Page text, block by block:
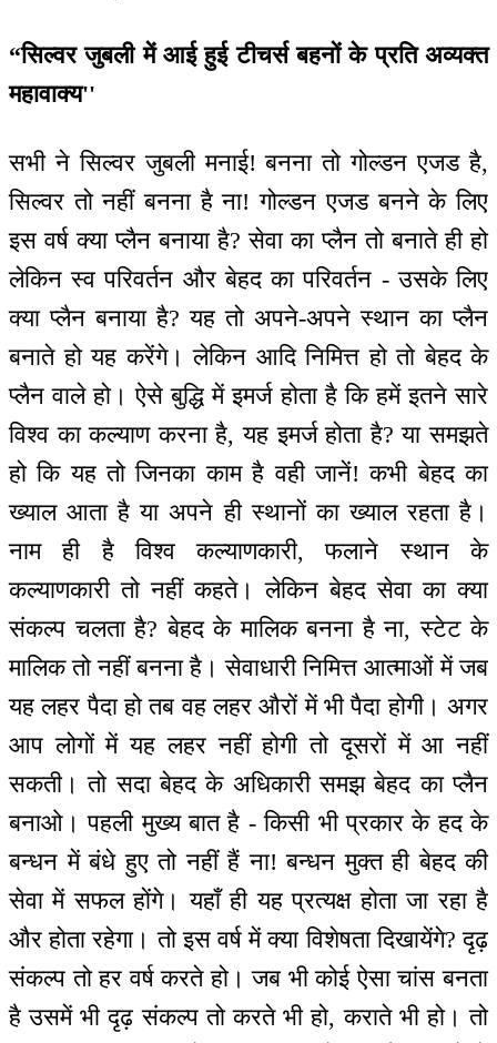
“सिल्वर जुबली में आई हुई टीचर्स बहनों के प्रति अव्यक्त
महावाक्य''
सभी ने सिल्वर जुबली मनाई! बनना तो गोल्डन एजड है,
सिल्वर तो नहीं बनना है ना! गोल्डन एजड बनने के लिए
इस वर्ष क्या प्लैन बनाया है? सेवा का प्लैन तो बनाते ही हो
लेकिन स्व परिवर्तन और बेहद का परिवर्तन - उसके लिए
क्या प्लैन बनाया है? यह तो अपने-अपने स्थान का प्लैन
बनाते हो यह करेंगे। लेकिन आदि निमित्त हो तो बेहद के
प्लैन वाले हो। ऐसे बुद्धि में इमर्ज होता है कि हमें इतने सारे
विश्व का कल्याण करना है, यह इमर्ज होता है? या समझते
हो कि यह तो जिनका काम है वही जानें! कभी बेहद का
ख्याल आता है या अपने ही स्थानों का ख्याल रहता है।
नाम ही है विश्व कल्याणकारी, फलाने स्थान के
कल्याणकारी तो नहीं कहते। लेकिन बेहद सेवा का क्या
संकल्प चलता है? बेहद के मालिक बनना है ना, स्टेट के
मालिक तो नहीं बनना है। सेवाधारी निमित्त आत्माओं में जब
यह लहर पैदा हो तब वह लहर औरों में भी पैदा होगी। अगर
आप लोगों में यह लहर नहीं होगी तो दूसरों में आ नहीं
सकती। तो सदा बेहद के अधिकारी समझ बेहद का प्लैन
बनाओ। पहली मुख्य बात है - किसी भी प्रकार के हद के
बन्धन में बंधे हुए तो नहीं हैं ना! बन्धन मुक्त ही बेहद की
सेवा में सफल होंगे। यहाँ ही यह प्रत्यक्ष होता जा रहा है
और होता रहेगा। तो इस वर्ष में क्या विशेषता दिखायेंगे? दृढ़
संकल्प तो हर वर्ष करते हो। जब भी कोई ऐसा चांस बनता
है उसमें भी दृढ़ संकल्प तो करते भी हो, कराते भी हो। तो